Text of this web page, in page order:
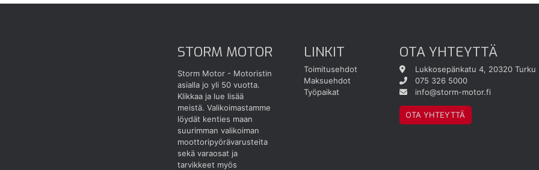
STORM MOTOR
Storm Motor - Motoristin
asialla jo yli 50 vuotta.
Klikkaa ja lue lisää
meistä. Valikoimastamme
löydät kenties maan
suurimman valikoiman
moottoripyörävarusteita
sekä varaosat ja
tarvikkeet myös
LINKIT
Toimitusehdot
Maksuehdot
Työpaikat
OTA YHTEYTTÄ
Lukkosepänkatu 4, 20320 Turku
075 326 5000
info@storm-motor.fi
OTA YHTEYTTÄ